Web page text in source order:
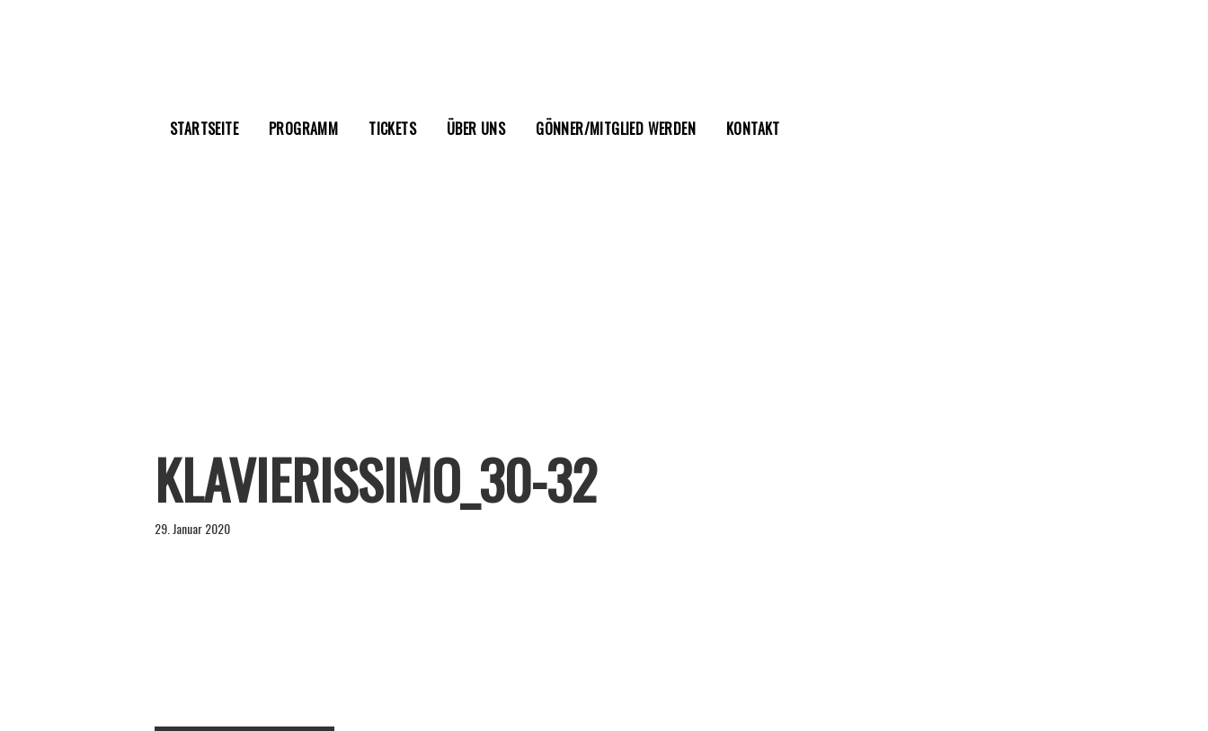
STARTSEITE PROGRAMM TICKETS ÜBER UNS GÖNNER/MITGLIED WERDEN KONTAKT
KLAVIERISSIMO_30-32
29. Januar 2020